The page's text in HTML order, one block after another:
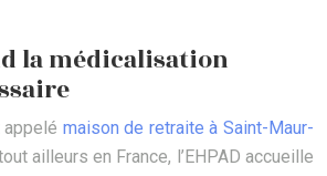
la médicalisation
maison de retraite à Saint-Maur-
ailleurs en France, l’EHPAD accueille